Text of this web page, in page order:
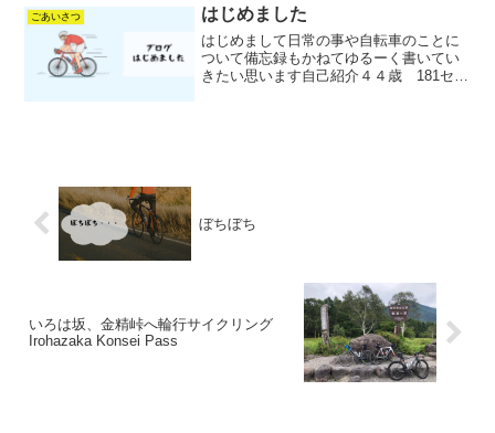
行錯誤していますたいした...
ごあいさつ はじめました
はじめまして日常の事や自転車のことに
ついて備忘録もかねてゆるーく書いてい
きたい思います自己紹介４４歳 181セン
ぼちぼち
いろは坂、金精峠へ輪行サイクリング
Irohazaka Konsei Pass